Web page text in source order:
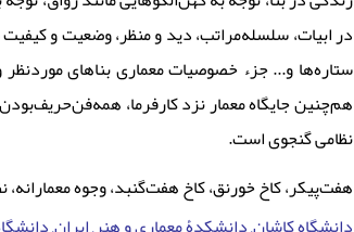
در ابیات، سلسله‌مراتب، دید و منظر، وضعیت و
ستاره‌ها و... جزء خصوصیات معماری بناهای موردنظر
هم‌چنین جایگاه معمار نزد کارفرما،
نظامی گنجوی است.
هفت‌پیکر، کاخ خورنق، کاخ هفت‌گنبد، وجوه معمارانه،